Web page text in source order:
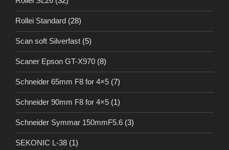
Rollei Standard (28)
Scan soft Silverfast (5)
Scaner Epson GT-X970 (8)
Schneider 65mm F8 for 4×5 (7)
Schneider 90mm F8 for 4×5 (1)
Schneider Symmar 150mmF5.6 (3)
SEKONIC L-38 (1)